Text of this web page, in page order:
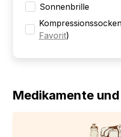
Sonnenbrille
Favorit)
Medikamente